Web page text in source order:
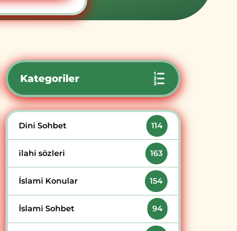
Kategoriler
Dini Sohbet 114
ilahi sözleri 163
İslami Konular 154
İslami Sohbet 94